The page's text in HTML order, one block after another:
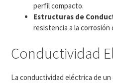
perfil compacto.
Estructuras de
resistencia a la corrosión
Conductividad
La conductividad eléctrica de